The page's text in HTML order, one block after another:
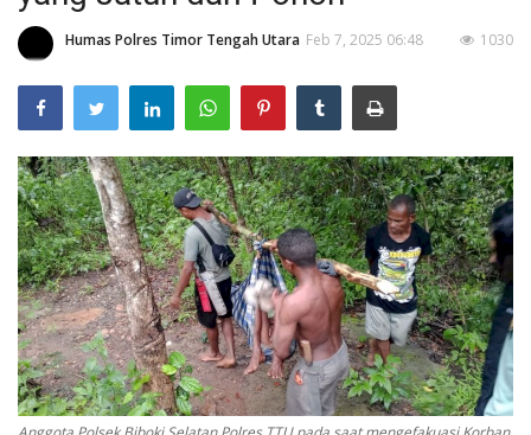
Binkam
Lantas
OPINI
Humas Polres Timor Tengah Utara Feb 7, 2025 06:48 1030